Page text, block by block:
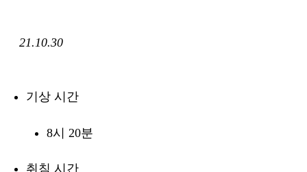
21.10.30
기상 시간
8시 20분
취침 시간